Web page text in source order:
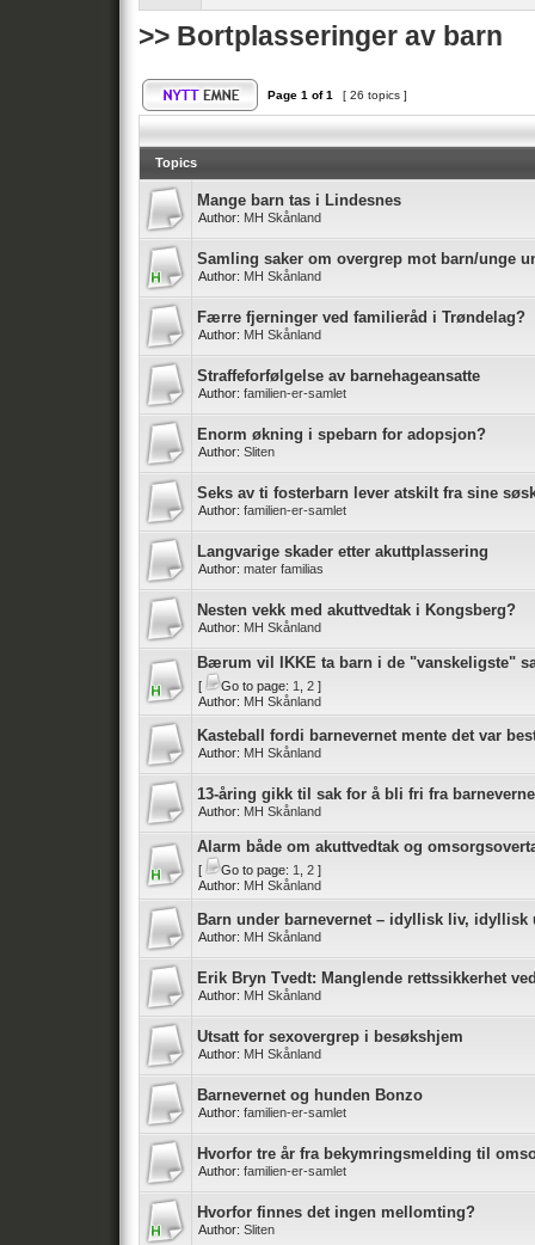
>> Bortplasseringer av barn
Page 1 of1 [ 26 topics ]
Topics
Mange barn tas i Lindesnes
Author: MH Skånland
Samling saker om overgrep mot barn/unge
Author: MH Skånland
Færre fjerninger ved familieråd i Trøndelag?
Author: MH Skånland
Straffeforfølgelse av barnehageansatte
Author: familien-er-samlet
Enorm økning i spebarn for adopsjon?
Author: Sliten
Seks av ti fosterbarn lever atskilt fra sine
Author: familien-er-samlet
Langvarige skader etter akuttplassering
Author: mater familias
Nesten vekk med akuttvedtak i Kongsberg?
Author: MH Skånland
Bærum vil IKKE ta barn i de "vanskeligste"
[ Go to page: 1 2 ]
Author: MH Skånland
Kasteball fordi barnevernet mente det var
Author: MH Skånland
13-åring gikk til sak for å bli fri fra
Author: MH Skånland
Alarm både om akuttvedtak og
[ Go to page: 1 2 ]
Author: MH Skånland
Barn under barnevernet – idyllisk liv, idyllisk
Author: MH Skånland
Erik Bryn Tvedt: Manglende rettssikkerhet
Author: MH Skånland
Utsatt for sexovergrep i besøkshjem
Author: MH Skånland
Barnevernet og hunden Bonzo
Author: familien-er-samlet
Hvorfor tre år fra bekymringsmelding til
Author: familien-er-samlet
Hvorfor finnes det ingen mellomting?
Author: Sliten